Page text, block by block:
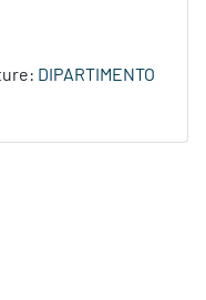
DIPARTIMENTO